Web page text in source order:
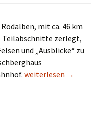
mit ca. 46 km
Teilabschnitte zerlegt,
und „Ausblicke“ zu
Felsenwanderweg
weiterlesen →